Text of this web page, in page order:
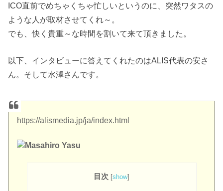
ICO直前でめちゃくちゃ忙しいというのに、突然ワタスの
ような人が取材させてくれ～。
でも、快く貴重～な時間を割いて来て頂きました。
以下、インタビューに答えてくれたのはALIS代表の安さ
ん。そして水澤さんです。
https://alismedia.jp/ja/index.html
目次 [show]